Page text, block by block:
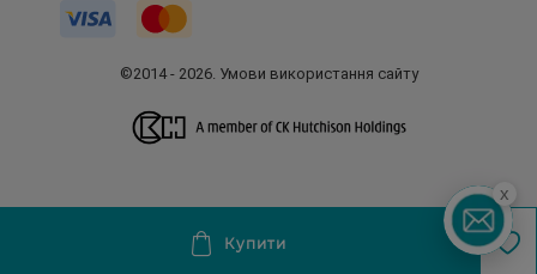
©2014 - 2026. Умови використання сайту
x